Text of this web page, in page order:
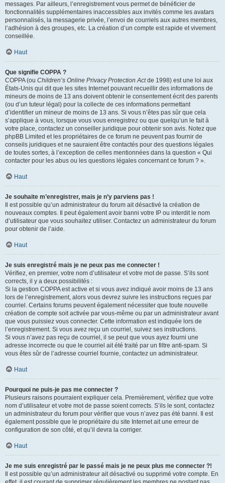
messages. Par ailleurs, l’enregistrement vous permet de bénéficier de
fonctionnalités supplémentaires inaccessibles aux invités comme les avatars
personnalisés, la messagerie privée, l’envoi de courriels aux autres membres,
l’adhésion à des groupes, etc. La création d’un compte est rapide et vivement
conseillée.
Haut
Que signifie COPPA ?
COPPA (ou Children’s Online Privacy Protection Actde 1998) est une loi aux
États-Unis qui dit que les sites Internet pouvant recueillir des informations de
mineurs de moins de 13 ans doivent obtenir le consentement écrit des parents
(ou d’un tuteur légal) pour la collecte de ces informations permettant
d’identifier un mineur de moins de 13 ans. Si vous n’êtes pas sûr que cela
s’applique à vous, lorsque vous vous enregistrez ou que quelqu’un le fait à
votre place, contactez un conseiller juridique pour obtenir son avis. Notez que
phpBB Limited et les propriétaires de ce forum ne peuvent pas fournir de
conseils juridiques et ne sauraient être contactés pour des questions légales
de toutes sortes, à l’exception de celles mentionnées dans la question « Qui
contacter pour les abus ou les questions légales concernant ce forum ? ».
Haut
Je souhaite m’enregistrer, mais je n’y parviens pas !
Il est possible qu’un administrateur du forum ait désactivé la création de
nouveaux comptes. Il peut également avoir banni votre IP ou interdit le nom
d’utilisateur que vous souhaitez utiliser. Contactez un administrateur du forum
pour obtenir de l’aide.
Haut
Je suis enregistré mais je ne peux pas me connecter !
Vérifiez, en premier, votre nom d’utilisateur et votre mot de passe. S’ils sont
corrects, il y a deux possibilités :
Si la gestion COPPA est active et si vous avez indiqué avoir moins de 13 ans
lors de l’enregistrement, alors vous devrez suivre les instructions reçues par
courriel. Certains forums peuvent également nécessiter que toute nouvelle
création de compte soit activée par vous-même ou par un administrateur avant
que vous puissiez vous connecter. Cette information est indiquée lors de
l’enregistrement. Si vous avez reçu un courriel, suivez ses instructions.
Si vous n’avez pas reçu de courriel, il se peut que vous ayez fourni une
adresse incorrecte ou que le courriel ait été traité par un filtre anti-spam. Si
vous êtes sûr de l’adresse courriel fournie, contactez un administrateur.
Haut
Pourquoi ne puis-je pas me connecter ?
Plusieurs raisons pourraient expliquer cela. Premièrement, vérifiez que votre
nom d’utilisateur et votre mot de passe soient corrects. S’ils le sont, contactez
un administrateur du forum pour vérifier que vous n’avez pas été banni. Il est
également possible que le propriétaire du site Internet ait une erreur de
configuration de son côté, et qu’il devra la corriger.
Haut
Je me suis enregistré par le passé mais je ne peux plus me connecter ?!
Il est possible qu’un administrateur ait désactivé ou supprimé votre compte. En